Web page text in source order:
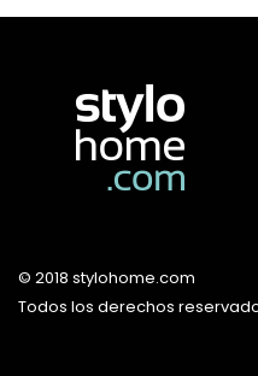
© 2018 stylohome.com
Todos los derechos